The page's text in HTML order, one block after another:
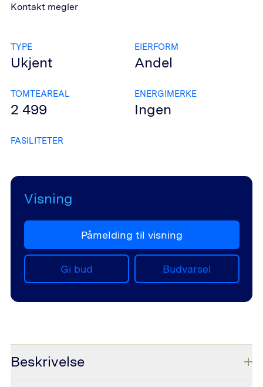
Kontakt megler
TYPE
Ukjent
EIERFORM
Andel
TOMTEAREAL
2 499
ENERGIMERKE
Ingen
FASILITETER
Visning
Påmelding til visning
Gi bud Budvarsel
Beskrivelse